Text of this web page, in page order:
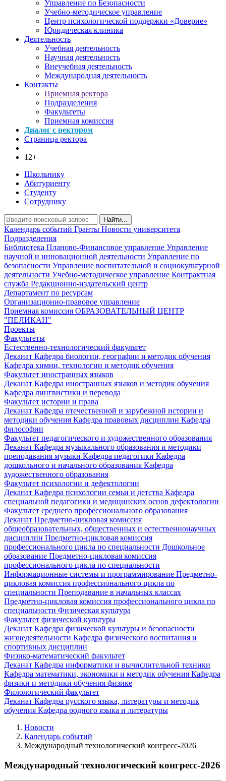
Управление по Безопасности
Учебно-методическое управление
Центр психологической поддержки «Доверие»
Юридическая клиника
Деятельность
Учебная деятельность
Научная деятельность
Внеучебная деятельность
Международная деятельность
Контакты
Приемная ректора
Подразделения
Факультеты
Приемная комиссия
Диалог с ректором
Страница ректора
12+
Школьнику
Абитуриенту
Студенту
Сотруднику
Найти...
Календарь событий Гранты Новости университета
Подразделения
Библиотека Планово-Финансовое управление Управление
научной и инновационной деятельности Управление по
безопасности Управление воспитательной и социокультурной
деятельности Учебно-методическое управление Контрактная
служба Редакционно-издательский центр
Департамент по ресурсам
Организационно-правовое управление
Приемная комиссия ОБРАЗОВАТЕЛЬНЫЙ ЦЕНТР
"ПЕЛИКАН"
Проекты
Факультеты
Естественно-технологический факультет
Деканат Кафедра биологии, географии и методик обучения
Кафедра химии, технологии и методик обучения
Факультет иностранных языков
Деканат Кафедра иностранных языков и методик обучения
Кафедра лингвистики и перевода
Факультет истории и права
Деканат Кафедра отечественной и зарубежной истории и
методики обучения Кафедра правовых дисциплин Кафедра
философии
Факультет педагогического и художественного образования
Деканат Кафедра музыкального образования и методики
преподавания музыки Кафедра педагогики Кафедра
дошкольного и начального образования Кафедра
художественного образования
Факультет психологии и дефектологии
Деканат Кафедра психологии семьи и детства Кафедра
специальной педагогики и медицинских основ дефектологии
Факультет среднего профессионального образования
Деканат Предметно-цикловая комиссия
общеобразовательных, общественных и естественнонаучных
дисциплин Предметно-цикловая комиссия
профессионального цикла по специальности Дошкольное
образование Предметно-цикловая комиссия
профессионального цикла по специальности
Информационные системы и программирование Предметно-
цикловая комиссия профессионального цикла по
специальности Преподавание в начальных классах
Предметно-цикловая комиссия профессионального цикла по
специальности Физическая культура
Факультет физической культуры
Деканат Кафедра физической культуры и безопасности
жизнедеятельности Кафедра физического воспитания и
спортивных дисциплин
Физико-математический факультет
Деканат Кафедра информатики и вычислительной техники
Кафедра математики, экономики и методик обучения Кафедра
физики и методики обучения физике
Филологический факультет
Деканат Кафедра русского языка, литературы и методик
обучения Кафедра родного языка и литературы
Новости
Календарь событий
Международный технологический конгресс-2026
Международный технологический конгресс-2026